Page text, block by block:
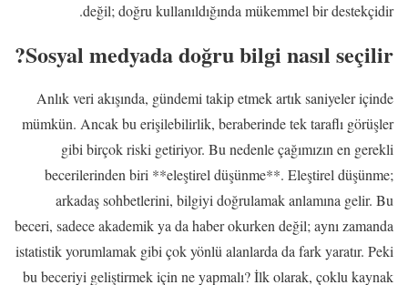
değil; doğru kullanıldığında mükemmel bir destekçidir.
Sosyal medyada doğru bilgi nasıl seçilir?
Anlık veri akışında, gündemi takip etmek artık saniyeler içinde
mümkün. Ancak bu erişilebilirlik, beraberinde tek taraflı görüşler
gibi birçok riski getiriyor. Bu nedenle çağımızın en gerekli
becerilerinden biri **eleştirel düşünme**. Eleştirel düşünme;
arkadaş sohbetlerini, bilgiyi doğrulamak anlamına gelir. Bu
beceri, sadece akademik ya da haber okurken değil; aynı zamanda
istatistik yorumlamak gibi çok yönlü alanlarda da fark yaratır. Peki
bu beceriyi geliştirmek için ne yapmalı? İlk olarak, çoklu kaynak